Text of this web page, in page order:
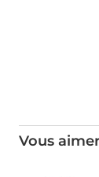
Vous